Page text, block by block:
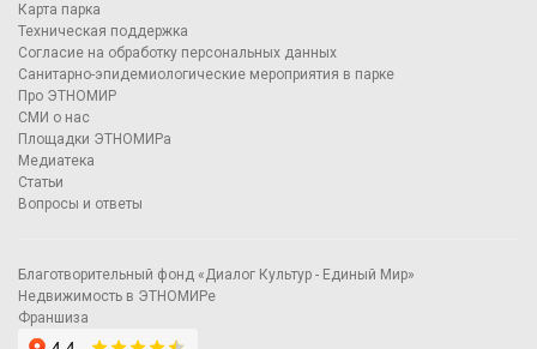
Карта парка
Техническая поддержка
Согласие на обработку персональных данных
Санитарно-эпидемиологические мероприятия в парке
Про ЭТНОМИР
СМИ о нас
Площадки ЭТНОМИРа
Медиатека
Статьи
Вопросы и ответы
Благотворительный фонд «Диалог Культур - Единый Мир»
Недвижимость в ЭТНОМИРе
Франшиза